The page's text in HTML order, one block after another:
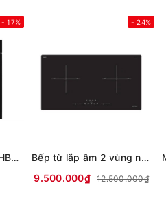
- 17%
Lò nướng âm Bosch HBG536ES3 71 lít
- 24%
Bếp từ lắp âm 2 vùng nấu Hafele HC-I73241B
9.500.000₫
12.500.000₫